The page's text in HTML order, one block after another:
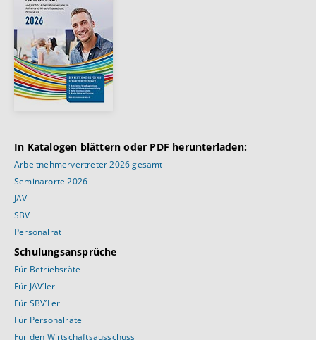
In Katalogen blättern oder PDF herunterladen:
Arbeitnehmervertreter 2026 gesamt
Seminarorte 2026
JAV
SBV
Personalrat
Schulungsansprüche
Für Betriebsräte
Für JAV’ler
Für SBV’Ler
Für Personalräte
Für den Wirtschaftsausschuss